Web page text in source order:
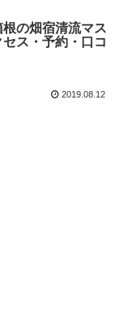
の畑宿清流マス
ス・予約・口コ
2019.08.12